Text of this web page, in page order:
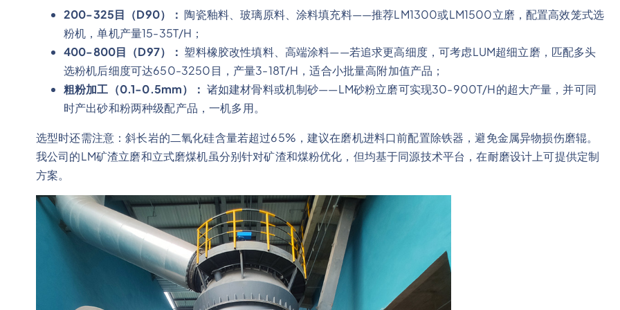
200-325目（D90）： 陶瓷釉料、玻璃原料、涂料填充料——推荐LM1300或LM1500立磨，配置高效笼式选
粉机，单机产量15-35T/H；
400-800目（D97）： 塑料橡胶改性填料、高端涂料——若追求更高细度，可考虑LUM超细立磨，匹配多头
选粉机后细度可达650-3250目，产量3-18T/H，适合小批量高附加值产品；
粗粉加工（0.1-0.5mm）： 诸如建材骨料或机制砂——LM砂粉立磨可实现30-900T/H的超大产量，并可同
时产出砂和粉两种级配产品，一机多用。
选型时还需注意：斜长岩的二氧化硅含量若超过65%，建议在磨机进料口前配置除铁器，避免金属异物损伤磨辊。
我公司的LM矿渣立磨和立式磨煤机虽分别针对矿渣和煤粉优化，但均基于同源技术平台，在耐磨设计上可提供定制
方案。